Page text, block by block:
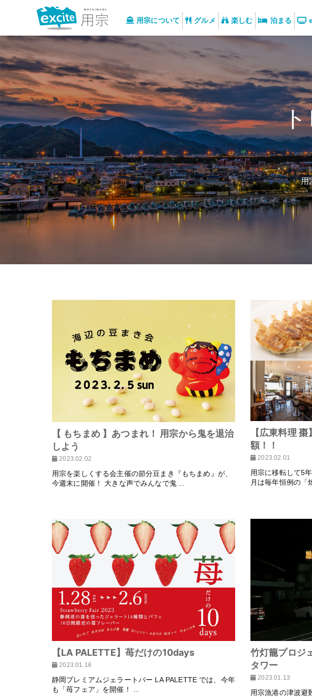
用宗について グルメ 楽しむ 泊まる
用
【 もちまめ 】あつまれ！ 用宗から鬼を退治
しよう
2023.02.02
用宗を楽しくする会主催の節分豆まき『もちまめ』が、
今週末に開催！ 大きな声でみんなで鬼 ...
【広東料理
額！！
2023.02.01
用宗に移転して5
月は毎年恒例の「
【LA PALETTE】苺だけの10days
2023.01.16
静岡プレミアムジェラートバー LA PALETTE では、今年
も「苺フェア」を開催！ ...
竹灯籠プロジ
タワー
2023.01.13
用宗漁港の津波避